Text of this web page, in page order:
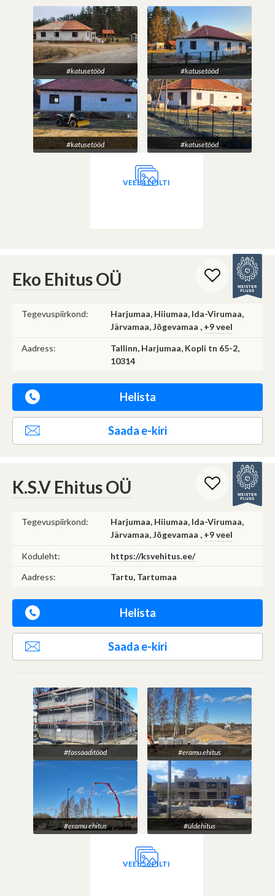
#katusetööd #katusetööd
#katusetööd #katusetööd
VEEL 41 PILTI
Eko Ehitus OÜ
Tegevuspiirkond:
Harjumaa, Hiiumaa, Ida-Virumaa,
Järvamaa, Jõgevamaa , +9 veel
Aadress:
Tallinn, Harjumaa, Kopli tn 65-2,
10314
Helista
Saada e-kiri
K.S.V Ehitus OÜ
Tegevuspiirkond:
Harjumaa, Hiiumaa, Ida-Virumaa,
Järvamaa, Jõgevamaa , +9 veel
Koduleht:
https://ksvehitus.ee/
Aadress:
Tartu, Tartumaa
Helista
Saada e-kiri
#fassaaditööd #eramu ehitus
#eramu ehitus #üldehitus
VEEL 56 PILTI